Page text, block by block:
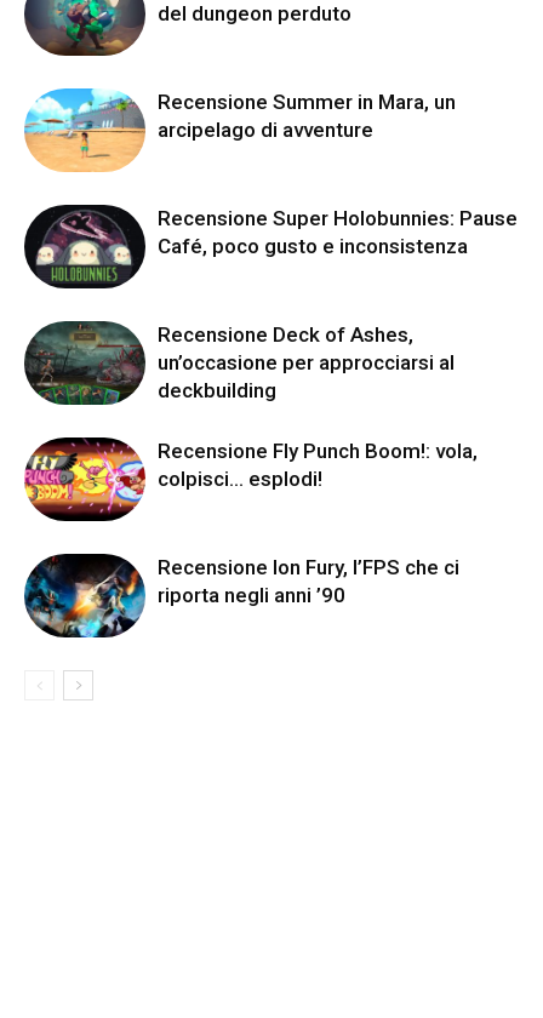
del dungeon perduto
Recensione Summer in Mara, un
arcipelago di avventure
Recensione Super Holobunnies: Pause
Café, poco gusto e inconsistenza
Recensione Deck of Ashes,
un’occasione per approcciarsi al
deckbuilding
Recensione Fly Punch Boom!: vola,
colpisci… esplodi!
Recensione Ion Fury, l’FPS che ci
riporta negli anni ’90